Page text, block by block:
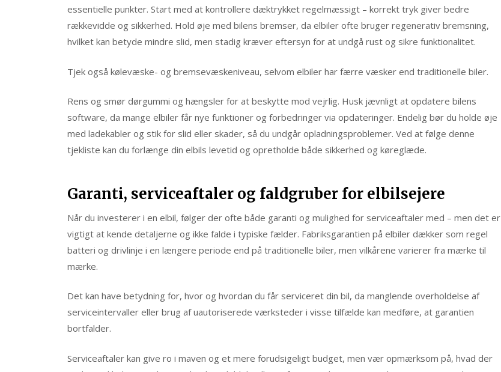
essentielle punkter. Start med at kontrollere dæktrykket regelmæssigt – korrekt tryk giver bedre
rækkevidde og sikkerhed. Hold øje med bilens bremser, da elbiler ofte bruger regenerativ bremsning,
hvilket kan betyde mindre slid, men stadig kræver eftersyn for at undgå rust og sikre funktionalitet.
Tjek også kølevæske- og bremsevæskeniveau, selvom elbiler har færre væsker end traditionelle biler.
Rens og smør dørgummi og hængsler for at beskytte mod vejrlig. Husk jævnligt at opdatere bilens
software, da mange elbiler får nye funktioner og forbedringer via opdateringer. Endelig bør du holde øje
med ladekabler og stik for slid eller skader, så du undgår opladningsproblemer. Ved at følge denne
tjekliste kan du forlænge din elbils levetid og opretholde både sikkerhed og køreglæde.
Garanti, serviceaftaler og faldgruber for elbilsejere
Når du investerer i en elbil, følger der ofte både garanti og mulighed for serviceaftaler med – men det er
vigtigt at kende detaljerne og ikke falde i typiske fælder. Fabriksgarantien på elbiler dækker som regel
batteri og drivlinje i en længere periode end på traditionelle biler, men vilkårene varierer fra mærke til
mærke.
Det kan have betydning for, hvor og hvordan du får serviceret din bil, da manglende overholdelse af
serviceintervaller eller brug af uautoriserede værksteder i visse tilfælde kan medføre, at garantien
bortfalder.
Serviceaftaler kan give ro i maven og et mere forudsigeligt budget, men vær opmærksom på, hvad der